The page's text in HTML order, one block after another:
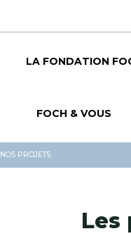
LA FONDATION
FOCH & VOUS
NOS PROJETS
Les